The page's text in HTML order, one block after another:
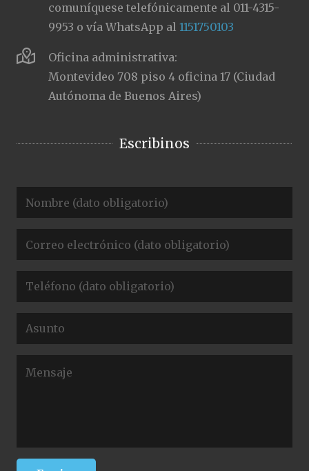
comuníquese telefónicamente al 011-4315-
9953 o vía WhatsApp al1151750103
Oficina administrativa:
Montevideo 708 piso 4 oficina 17 (Ciudad
Autónoma de Buenos Aires)
Escribinos